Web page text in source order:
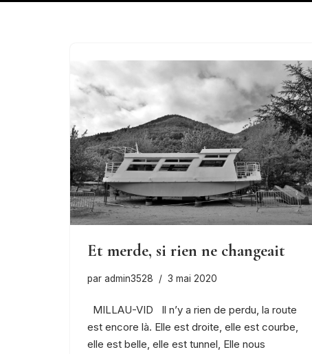
Et merde, si rien ne changeait
par admin3528 3 mai 2020
MILLAU-VID Il n’y a rien de perdu, la route
est encore là. Elle est droite, elle est courbe,
elle est belle, elle est tunnel, Elle nous